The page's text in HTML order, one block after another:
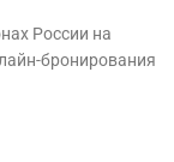
России на
бронирования